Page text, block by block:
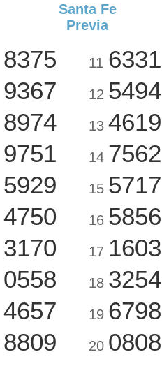
Santa Fe
Previa
8375
9367
8974
9751
5929
4750
3170
0558
4657
8809
11 6331
12 5494
13 4619
14 7562
15 5717
16 5856
17 1603
18 3254
19 6798
20 0808